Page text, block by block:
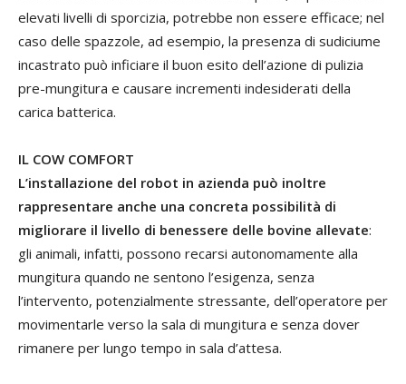
elevati livelli di sporcizia, potrebbe non essere efficace; nel
caso delle spazzole, ad esempio, la presenza di sudiciume
incastrato può inficiare il buon esito dell’azione di pulizia
pre-mungitura e causare incrementi indesiderati della
carica batterica.
IL COW COMFORT
L’installazione del robot in azienda può inoltre
rappresentare anche una concreta possibilità di
migliorare il livello di benessere delle bovine allevate:
gli animali, infatti, possono recarsi autonomamente alla
mungitura quando ne sentono l’esigenza, senza
l’intervento, potenzialmente stressante, dell’operatore per
movimentarle verso la sala di mungitura e senza dover
rimanere per lungo tempo in sala d’attesa.